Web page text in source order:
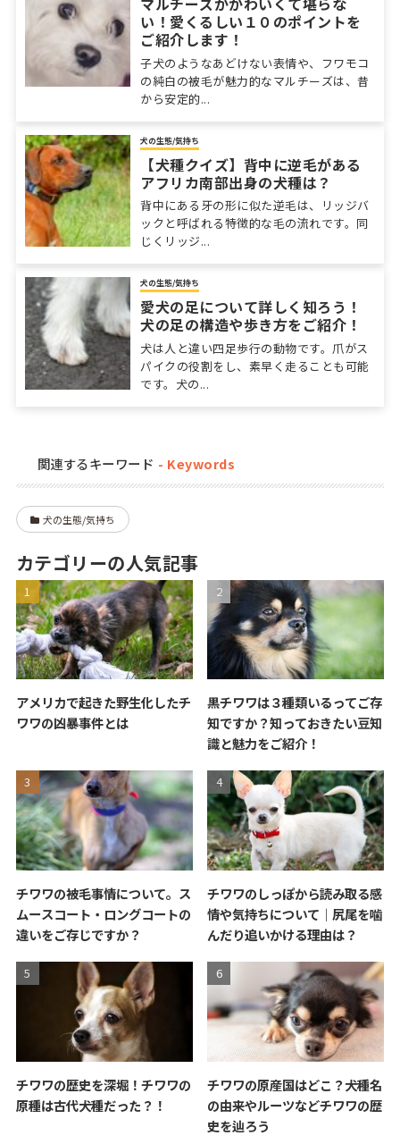
い！愛くるしい１０のポイントを
ご紹介します！
子犬のようなあどけない表情や、フワモコ
の純白の被毛が魅力的なマルチーズは、昔
から安定的...
犬の生態/気持ち
【犬種クイズ】背中に逆毛がある
アフリカ南部出身の犬種は？
背中にある牙の形に似た逆毛は、リッジバ
ックと呼ばれる特徴的な毛の流れです。同
じくリッジ...
犬の生態/気持ち
愛犬の足について詳しく知ろう！
犬の足の構造や歩き方をご紹介！
犬は人と違い四足歩行の動物です。爪がス
パイクの役割をし、素早く走ることも可能
です。犬の...
関連するキーワード
犬の生態/気持ち
カテゴリーの人気記事
アメリカで起きた野生化したチ
ワワの凶暴事件とは
黒チワワは３種類いるってご存
知ですか？知っておきたい豆知
識と魅力をご紹介！
チワワの被毛事情について。ス
ムースコート・ロングコートの
違いをご存じですか？
チワワのしっぽから読み取る感
情や気持ちについて｜尻尾を噛
んだり追いかける理由は？
チワワの歴史を深堀！チワワの
原種は古代犬種だった？！
チワワの原産国はどこ？犬種名
の由来やルーツなどチワワの歴
史を辿ろう